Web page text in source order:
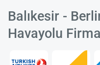
Balıkesir -
Havayolu